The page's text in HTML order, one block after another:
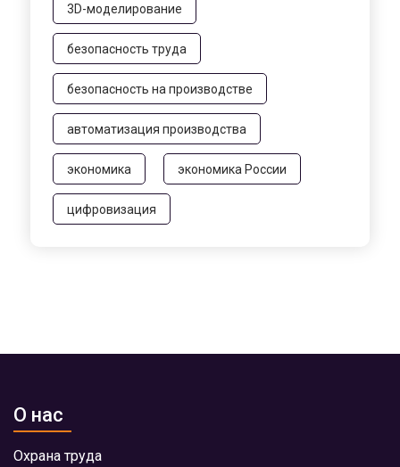
3D-моделирование
безопасность труда
безопасность на производстве
автоматизация производства
экономика экономика России
цифровизация
О нас
Охрана труда